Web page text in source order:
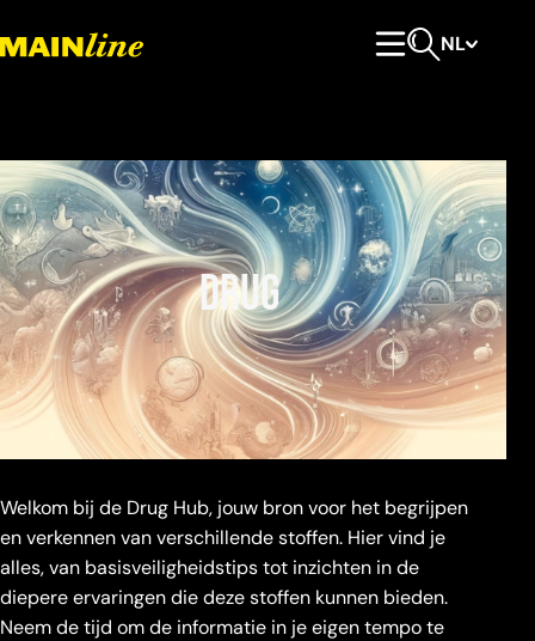
NL
Drug
Welkom bij de Drug Hub, jouw bron voor het begrijpen
en verkennen van verschillende stoffen. Hier vind je
alles, van basisveiligheidstips tot inzichten in de
diepere ervaringen die deze stoffen kunnen bieden.
Neem de tijd om de informatie in je eigen tempo te